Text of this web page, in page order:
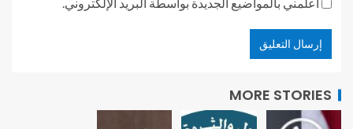
MORE STORIES